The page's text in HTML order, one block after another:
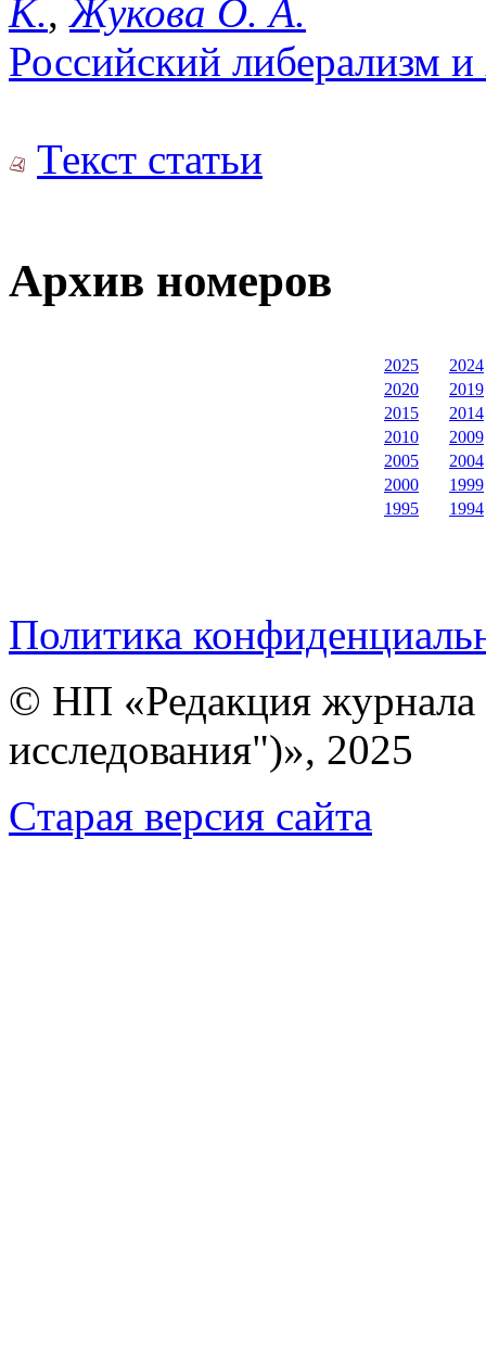
К., Жукова О. А.
Российский либерализм
Текст статьи
Архив номеров
2025
2024
2020
2019
2015
2014
2010
2009
2005
2004
2000
1999
1995
1994
Политика
© НП «Редакция
исследования")», 2025
Cтарая версия сайта